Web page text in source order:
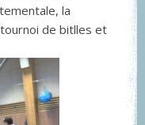
la
de bitlles et